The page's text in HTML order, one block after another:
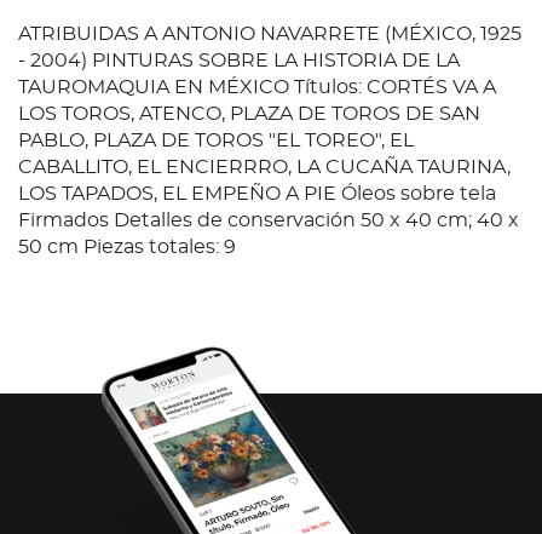
ATRIBUIDAS A ANTONIO NAVARRETE (MÉXICO, 1925
- 2004) PINTURAS SOBRE LA HISTORIA DE LA
TAUROMAQUIA EN MÉXICO Títulos: CORTÉS VA A
LOS TOROS, ATENCO, PLAZA DE TOROS DE SAN
PABLO, PLAZA DE TOROS "EL TOREO", EL
CABALLITO, EL ENCIERRRO, LA CUCAÑA TAURINA,
LOS TAPADOS, EL EMPEÑO A PIE Óleos sobre tela
Firmados Detalles de conservación 50 x 40 cm; 40 x
50 cm Piezas totales: 9